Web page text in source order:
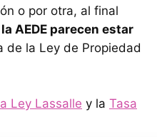
o por otra, al final
AEDE parecen estar
de la Ley de Propiedad
Ley Lassalle y la Tasa